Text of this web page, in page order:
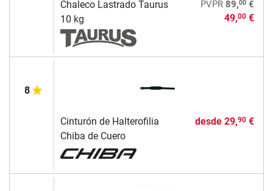
Chaleco Lastrado Taurus
10 kg
PVPR 89,00€
49,00€
8
Cinturón de Halterofilia
Chiba de Cuero
desde 29,90€